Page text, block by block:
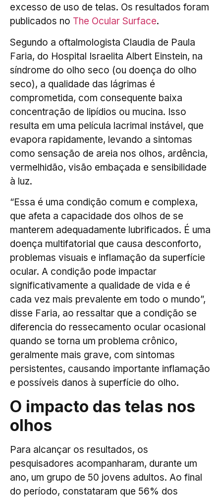
excesso de uso de telas. Os resultados foram
publicados no The Ocular Surface.
Segundo a oftalmologista Claudia de Paula
Faria, do Hospital Israelita Albert Einstein, na
síndrome do olho seco (ou doença do olho
seco), a qualidade das lágrimas é
comprometida, com consequente baixa
concentração de lipídios ou mucina. Isso
resulta em uma película lacrimal instável, que
evapora rapidamente, levando a sintomas
como sensação de areia nos olhos, ardência,
vermelhidão, visão embaçada e sensibilidade
à luz.
“Essa é uma condição comum e complexa,
que afeta a capacidade dos olhos de se
manterem adequadamente lubrificados. É uma
doença multifatorial que causa desconforto,
problemas visuais e inflamação da superfície
ocular. A condição pode impactar
significativamente a qualidade de vida e é
cada vez mais prevalente em todo o mundo”,
disse Faria, ao ressaltar que a condição se
diferencia do ressecamento ocular ocasional
quando se torna um problema crônico,
geralmente mais grave, com sintomas
persistentes, causando importante inflamação
e possíveis danos à superfície do olho.
O impacto das telas nos
olhos
Para alcançar os resultados, os
pesquisadores acompanharam, durante um
ano, um grupo de 50 jovens adultos. Ao final
do período, constataram que 56% dos